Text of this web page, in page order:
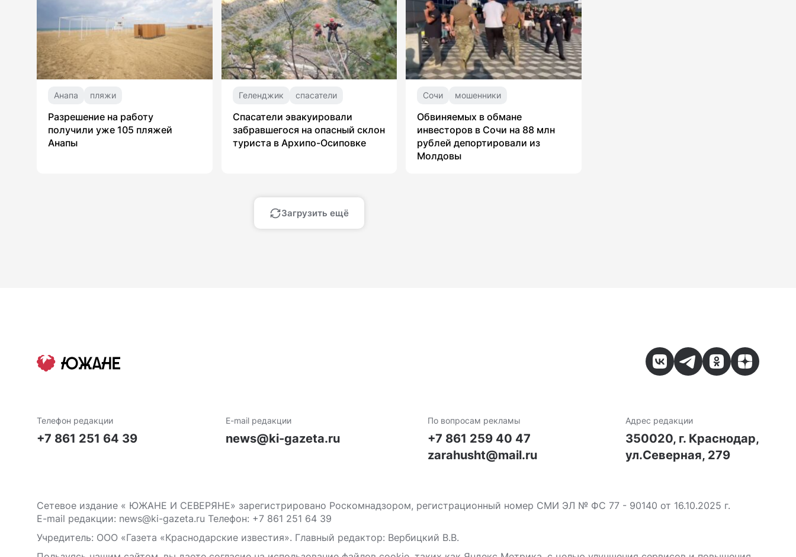
Анапа пляжи
Разрешение на работу
получили уже 105 пляжей
Анапы
Геленджик спасатели
Спасатели эвакуировали
забравшегося на опасный склон
туриста в Архипо-Осиповке
Сочи мошенники
Обвиняемых в обмане
инвесторов в Сочи на 88 млн
рублей депортировали из
Молдовы
Загрузить ещё
Телефон редакции
+7 861 251 64 39
E-mail редакции
news@ki-gazeta.ru
По вопросам рекламы
+7 861 259 40 47
zarahusht@mail.ru
Адрес редакции
350020, г. Краснодар,
ул.Северная, 279
Сетевое издание « ЮЖАНЕ И СЕВЕРЯНЕ» зарегистрировано Роскомнадзором, регистрационный номер СМИ ЭЛ № ФС 77 - 90140 от 16.10.2025 г.
E-mail редакции: news@ki-gazeta.ru Телефон: +7 861 251 64 39
Учредитель: ООО «Газета «Краснодарские известия». Главный редактор: Вербицкий В.В.